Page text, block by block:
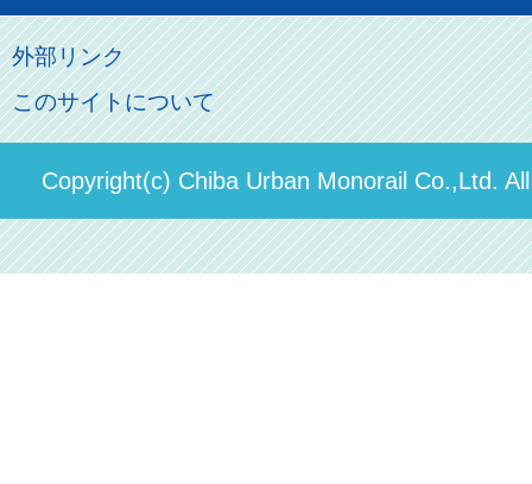
その他のご案内
パスモのご案内
俺の妹。
直営駐車場パーク＆ライド
ステーションギャラリー
駅構内出店者様募集
モノちゃん
よくあるご質問
お問い合わせ先
会社概要
社長ごあいさつ
決算概要
輸送人員の推移（PDF）
外部リンク
このサイトについて
Copyright(c) Chiba Urban Monorail Co.,Ltd.